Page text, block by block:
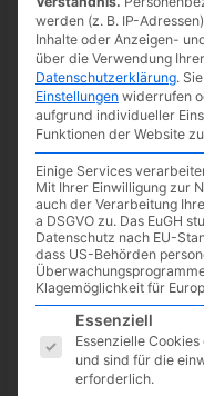
Reveal
28.06.2022/ Von
minute of reading
Den älteren Spieler
sein, gilt es noch heute
aller Zeiten. Vor
überraschend ein
PC und Nintendo
Island.
Bisher gab es nur einen
ein Gameplay Reveal
der Comic-Look macht
zugeben, dass mich der
anspricht. Aber bildet
werden (z. B. IP-
Inhalte oder Anzeigen-
über die Verwendung
Datenschutzerklärung.
Einstellungen widerrufen
aufgrund individueller
Funktionen der Website
Einige Services
Mit Ihrer Einwilligung zur
auch der Verarbeitung
a DSGVO zu. Das EuGH
Datenschutz nach EU-
dass US-Behörden
Klagemöglichkeit für
Es folgt eine Liste der
Essenziell
Essenzielle
und sind für die
erforderlich.